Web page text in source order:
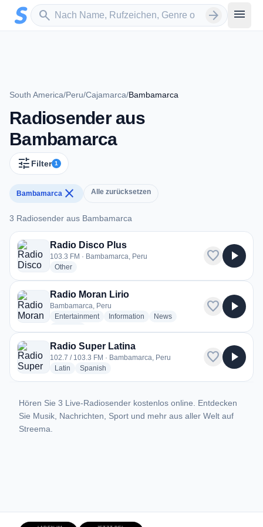
Zum Hauptinhalt springen
search
Sender suchen arrow_forward menu
South America/Peru/Cajamarca/Bambamarca
Radiosender aus
Bambamarca
tune Filter 1
Bambamarca close Alle zurücksetzen
3 Radiosender aus Bambamarca
3 Radiosender aus Bambamarca
Radio Disco Plus
103.3 FM · Bambamarca, Peru
Otherradio stations
favorite play_arrow
Radio Moran Lirio
Bambamarca, Peru
Entertainmentradio stations
Information radio stations
Newsradio stations
favorite play_arrow
Radio Super Latina
102.7 / 103.3 FM · Bambamarca, Peru
Latin radio stations
Spanish
favorite play_arrow
Hören Sie 3 Live-Radiosender kostenlos online. Entdecken
Sie Musik, Nachrichten, Sport und mehr aus aller Welt auf
Streema.